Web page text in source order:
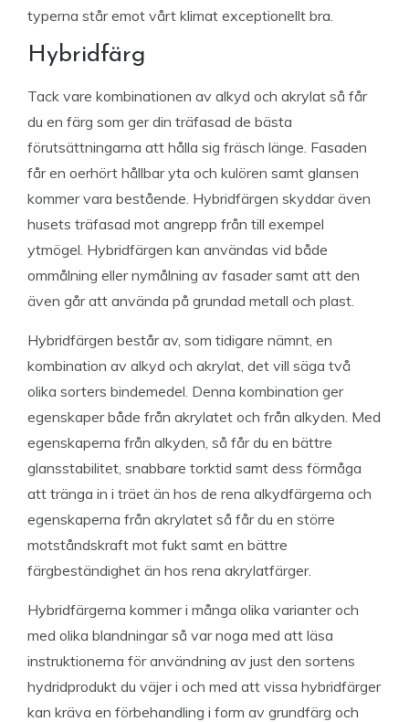
typerna står emot vårt klimat exceptionellt bra.
Hybridfärg
Tack vare kombinationen av alkyd och akrylat så får
du en färg som ger din träfasad de bästa
förutsättningarna att hålla sig fräsch länge. Fasaden
får en oerhört hållbar yta och kulören samt glansen
kommer vara bestående. Hybridfärgen skyddar även
husets träfasad mot angrepp från till exempel
ytmögel. Hybridfärgen kan användas vid både
ommålning eller nymålning av fasader samt att den
även går att använda på grundad metall och plast.
Hybridfärgen består av, som tidigare nämnt, en
kombination av alkyd och akrylat, det vill säga två
olika sorters bindemedel. Denna kombination ger
egenskaper både från akrylatet och från alkyden. Med
egenskaperna från alkyden, så får du en bättre
glansstabilitet, snabbare torktid samt dess förmåga
att tränga in i träet än hos de rena alkydfärgerna och
egenskaperna från akrylatet så får du en större
motståndskraft mot fukt samt en bättre
färgbeständighet än hos rena akrylatfärger.
Hybridfärgerna kommer i många olika varianter och
med olika blandningar så var noga med att läsa
instruktionerna för användning av just den sortens
hydridprodukt du väjer i och med att vissa hybridfärger
kan kräva en förbehandling i form av grundfärg och